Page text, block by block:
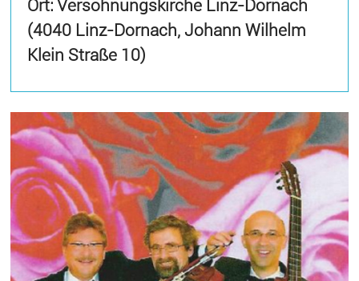
Ort: Versöhnungskirche Linz-Dornach
(4040 Linz-Dornach, Johann Wilhelm
Klein Straße 10)